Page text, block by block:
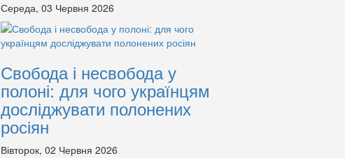
Середа, 03 Червня 2026
Свобода і несвобода у
полоні: для чого українцям
досліджувати полонених
росіян
Вівторок, 02 Червня 2026